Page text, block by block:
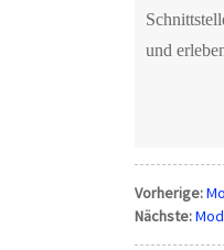
und
Vorherige:
Nächste: